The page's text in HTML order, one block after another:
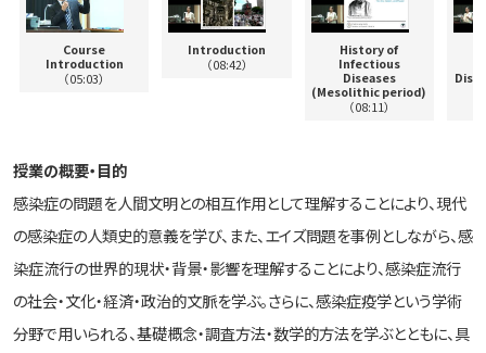
Course
Introduction
（05:03）
Introduction
（08:42）
History of
Infectious
Diseases
(Mesolithic period)
（08:11）
授業の概要・目的
感染症の問題を人間文明との相互作用として理解することにより、現代
の感染症の人類史的意義を学び、また、エイズ問題を事例としながら、感
染症流行の世界的現状・背景・影響を理解することにより、感染症流行
の社会・文化・経済・政治的文脈を学ぶ。さらに、感染症疫学という学術
分野で用いられる、基礎概念・調査方法・数学的方法を学ぶとともに、具